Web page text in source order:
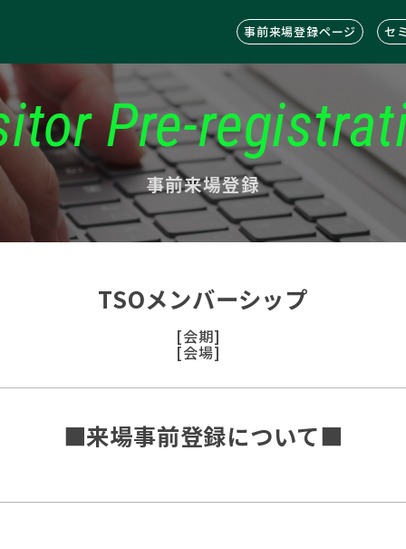
事前来場登録ページ セ
Pre-
事前来場登録
TSOメンバーシップ
[会期]
[会場]
■来場事前登録について■